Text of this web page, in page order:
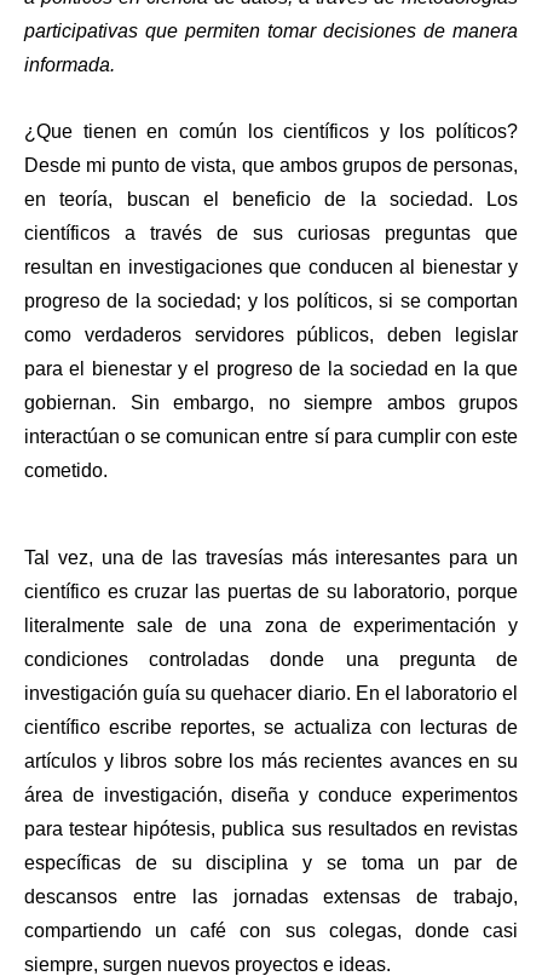
participativas que permiten tomar decisiones de manera
informada.
¿Que tienen en común los científicos y los políticos?
Desde mi punto de vista, que ambos grupos de personas,
en teoría, buscan el beneficio de la sociedad. Los
científicos a través de sus curiosas preguntas que
resultan en investigaciones que conducen al bienestar y
progreso de la sociedad; y los políticos, si se comportan
como verdaderos servidores públicos, deben legislar
para el bienestar y el progreso de la sociedad en la que
gobiernan. Sin embargo, no siempre ambos grupos
interactúan o se comunican entre sí para cumplir con este
cometido.
Tal vez, una de las travesías más interesantes para un
científico es cruzar las puertas de su laboratorio, porque
literalmente sale de una zona de experimentación y
condiciones controladas donde una pregunta de
investigación guía su quehacer diario. En el laboratorio el
científico escribe reportes, se actualiza con lecturas de
artículos y libros sobre los más recientes avances en su
área de investigación, diseña y conduce experimentos
para testear hipótesis, publica sus resultados en revistas
específicas de su disciplina y se toma un par de
descansos entre las jornadas extensas de trabajo,
compartiendo un café con sus colegas, donde casi
siempre, surgen nuevos proyectos e ideas.